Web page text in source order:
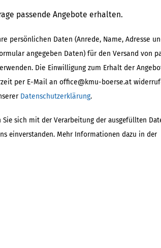
passende Angebote erhalten.
persönlichen Daten (Anrede, Name, Adresse
angegeben Daten) für den Versand von
Die Einwilligung zum Erhalt der
per E-Mail an office@kmu-boerse.at
Datenschutzerklärung.
Sie sich mit der Verarbeitung der ausgefüllten
einverstanden. Mehr Informationen dazu in der